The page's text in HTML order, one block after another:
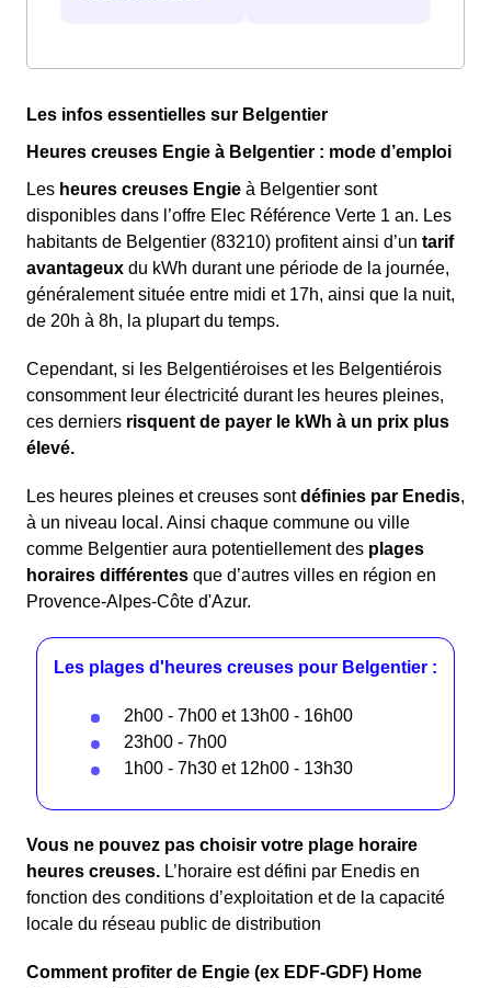
Les infos essentielles sur Belgentier
Heures creuses Engie à Belgentier : mode d’emploi
Les heures creuses Engie à Belgentier sont
disponibles dans l’offre Elec Référence Verte 1 an. Les
habitants de Belgentier (83210) profitent ainsi d’un tarif
avantageux du kWh durant une période de la journée,
généralement située entre midi et 17h, ainsi que la nuit,
de 20h à 8h, la plupart du temps.
Cependant, si les Belgentiéroises et les Belgentiérois
consomment leur électricité durant les heures pleines,
ces derniers risquent de payer le kWh à un prix plus
élevé.
Les heures pleines et creuses sontdéfinies par Enedis,
à un niveau local. Ainsi chaque commune ou ville
comme Belgentier aura potentiellement des plages
horaires différentes que d’autres villes en région en
Provence-Alpes-Côte d'Azur.
Les plages d'heures creuses pour Belgentier :
2h00 - 7h00 et 13h00 - 16h00
23h00 - 7h00
1h00 - 7h30 et 12h00 - 13h30
Vous ne pouvez pas choisir votre plage horaire
heures creuses. L’horaire est défini par Enedis en
fonction des conditions d’exploitation et de la capacité
locale du réseau public de distribution
Comment profiter de Engie (ex EDF-GDF) Home